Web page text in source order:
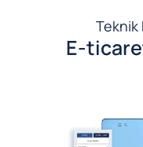
Teknik
E-